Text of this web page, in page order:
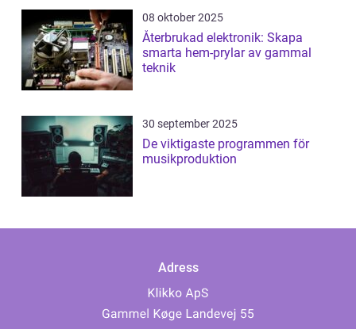
08 oktober 2025
Återbrukad elektronik: Skapa
smarta hem-prylar av gammal
teknik
30 september 2025
De viktigaste programmen för
musikproduktion
Adress